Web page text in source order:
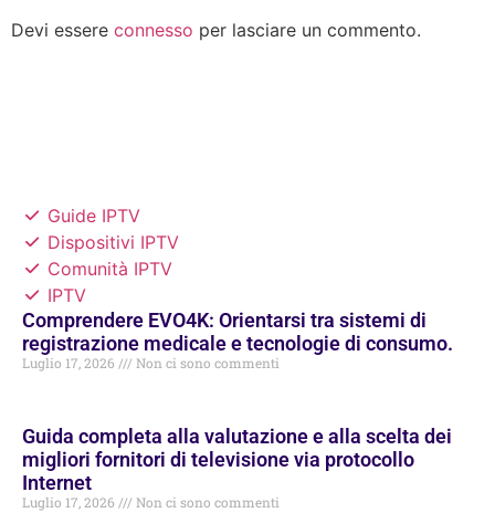
Devi essere connesso per lasciare un commento.
Guide IPTV
Dispositivi IPTV
Comunità IPTV
IPTV
Comprendere EVO4K: Orientarsi tra sistemi di
registrazione medicale e tecnologie di consumo.
Luglio 17, 2026 Non ci sono commenti
Guida completa alla valutazione e alla scelta dei
migliori fornitori di televisione via protocollo
Internet
Luglio 17, 2026 Non ci sono commenti